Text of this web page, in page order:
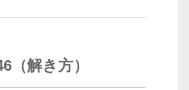
（解き方）